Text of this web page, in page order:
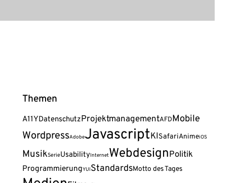
Themen
A11YDatenschutzProjektmanagementAFDMobile
WordpressAdobeJavascriptKISafariAnimeiOS
MusikSerieUsabilityInternetWebdesignPolitik
ProgrammierungYUIStandardsMotto des Tages